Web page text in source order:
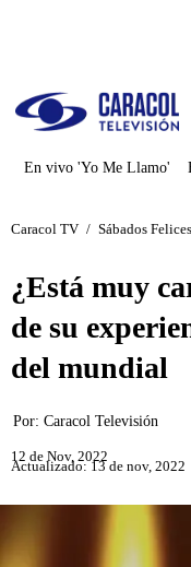
En vivo 'Yo Me Llamo'
Caracol TV / Sábados Felices
¿Está muy
de su
del mundial
Por: Caracol Televisión
12 de Nov, 2022
Actualizado: 13 de nov, 2022